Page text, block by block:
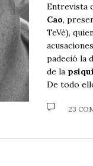
Entrevista
Cao,
TeVé),
padeció la
de la
De todo
23